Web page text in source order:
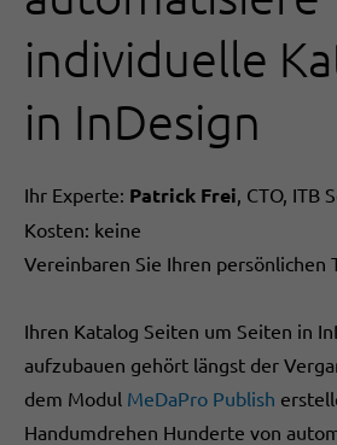
individuelle
in InDesign
Ihr Experte: Patrick Frei , CTO, ITB
Kosten: keine
Vereinbaren Sie Ihren persönlichen
Ihren Katalog Seiten um Seiten in
aufzubauen gehört längst der
dem Modul MeDaPro Publish
Handumdrehen Hunderte von